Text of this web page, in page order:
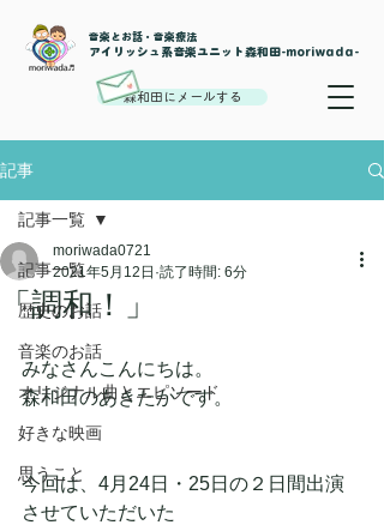
音楽とお話・音楽療法
​アイリッシュ系音楽ユニット森和田-moriwada-
森和田にメールする
記事
記事一覧
歴史のお話
音楽のお話
オリジナル曲とエピソード
好きな映画
思うこと
記事一覧
「調和！」
moriwada0721
2021年5月12日 読了時間: 6分
みなさんこんにちは。
森和田のあきたかです。
今回は、4月24日・25日の２日間出演
させていただいた